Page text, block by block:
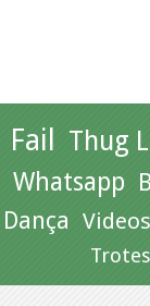
Fail Thug
Whatsapp
Dança
Trotes